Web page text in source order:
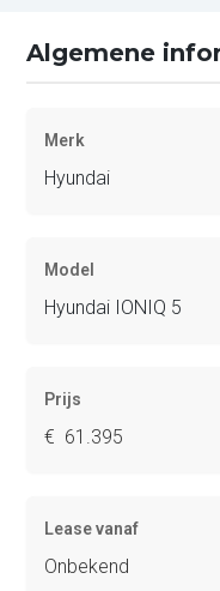
Algemene
Merk
Hyundai
Model
Hyundai IONIQ 5
Prijs
€ 61.395
Lease vanaf
Onbekend